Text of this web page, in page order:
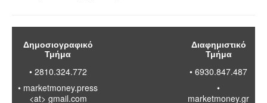
Δημοσιογραφικό
Τμήμα
• 2810.324.772
• marketmoney.press
<at> gmail.com
Διαφημιστικό
Τμήμα
• 6930.847.487
•
marketmoney.gr